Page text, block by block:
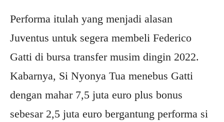
Performa itulah yang menjadi alasan
Juventus untuk segera membeli Federico
Gatti di bursa transfer musim dingin 2022.
Kabarnya, Si Nyonya Tua menebus Gatti
dengan mahar 7,5 juta euro plus bonus
sebesar 2,5 juta euro bergantung performa si